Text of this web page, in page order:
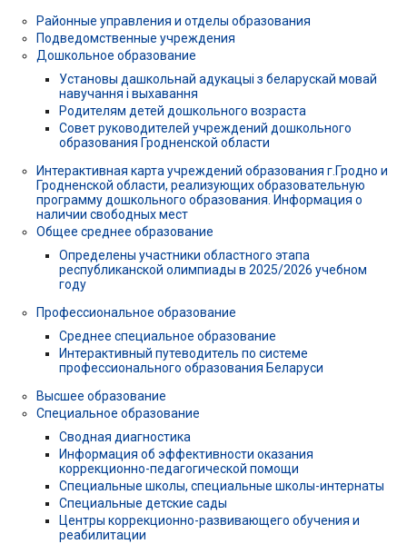
Районные управления и отделы образования
Подведомственные учреждения
Дошкольное образование
Установы дашкольнай адукацыі з беларускай мовай
навучання і выхавання
Родителям детей дошкольного возраста
Совет руководителей учреждений дошкольного
образования Гродненской области
Интерактивная карта учреждений образования г.Гродно и
Гродненской области, реализующих образовательную
программу дошкольного образования. Информация о
наличии свободных мест
Общее среднее образование
Определены участники областного этапа
республиканской олимпиады в 2025/2026 учебном
году
Профессиональное образование
Среднее специальное образование
Интерактивный путеводитель по системе
профессионального образования Беларуси
Высшее образование
Специальное образование
Сводная диагностика
Информация об эффективности оказания
коррекционно-педагогической помощи
Специальные школы, специальные школы-интернаты
Специальные детские сады
Центры коррекционно-развивающего обучения и
реабилитации